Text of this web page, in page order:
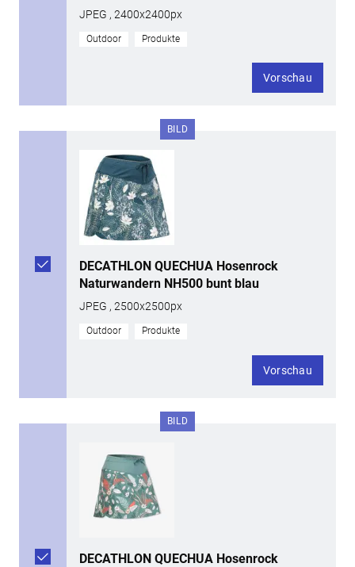
JPEG , 2400x2400px
Outdoor Produkte
Vorschau
BILD
DECATHLON QUECHUA Hosenrock
Naturwandern NH500 bunt blau
JPEG , 2500x2500px
Outdoor Produkte
Vorschau
BILD
DECATHLON QUECHUA Hosenrock